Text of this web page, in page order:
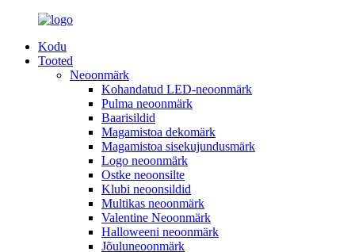
Kodu
Tooted
Neoonmärk
Kohandatud LED-neoonmärk
Pulma neoonmärk
Baarisildid
Magamistoa dekomärk
Magamistoa sisekujundusmärk
Logo neoonmärk
Ostke neoonsilte
Klubi neoonsildid
Multikas neoonmärk
Valentine Neoonmärk
Halloweeni neoonmärk
Jõuluneoonmärk